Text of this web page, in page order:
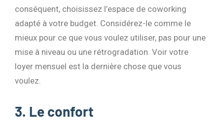
conséquent, choisissez l’espace de coworking
adapté à votre budget. Considérez-le comme le
mieux pour ce que vous voulez utiliser, pas pour une
mise à niveau ou une rétrogradation. Voir votre
loyer mensuel est la dernière chose que vous
voulez.
3. Le confort